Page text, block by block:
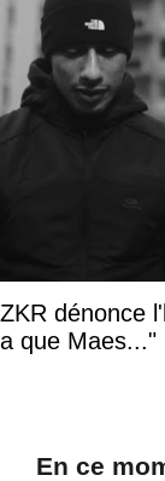
ZKR dénonce
a que Maes..."
En ce